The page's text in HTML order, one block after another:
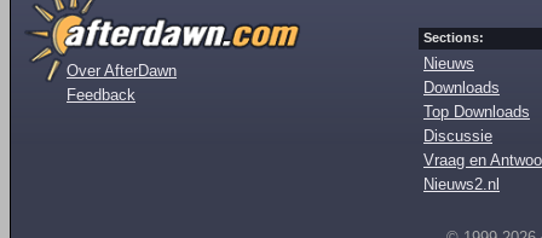
Over AfterDawn
Feedback
Sections:
Nieuws
Downloads
Top Downloads
Discussie
Vraag en
Nieuws2.nl